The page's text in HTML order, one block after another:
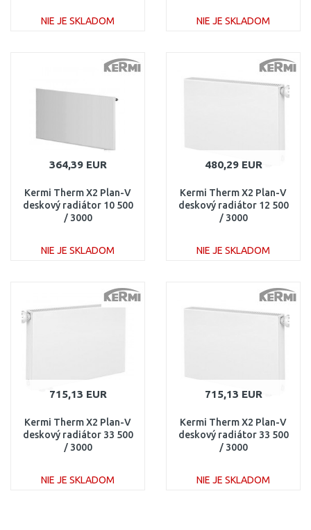
NIE JE SKLADOM
NIE JE SKLADOM
364,39 EUR
Kermi Therm X2 Plan-V
deskový radiátor 10 500
/ 3000
NIE JE SKLADOM
Porovnať
480,29 EUR
Kermi Therm X2 Plan-V
deskový radiátor 12 500
/ 3000
NIE JE SKLADOM
715,13 EUR
Kermi Therm X2 Plan-V
deskový radiátor 33 500
/ 3000
NIE JE SKLADOM
715,13 EUR
Kermi Therm X2 Plan-V
deskový radiátor 33 500
/ 3000
NIE JE SKLADOM